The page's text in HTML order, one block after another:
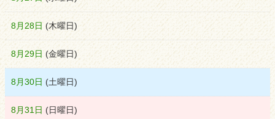
8月28日 (木曜日)
8月29日 (金曜日)
8月30日 (土曜日)
8月31日 (日曜日)